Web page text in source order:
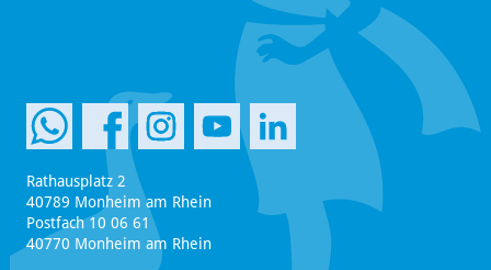
Rathausplatz 2
40789 Monheim am Rhein
Postfach 10 06 61
40770 Monheim am Rhein